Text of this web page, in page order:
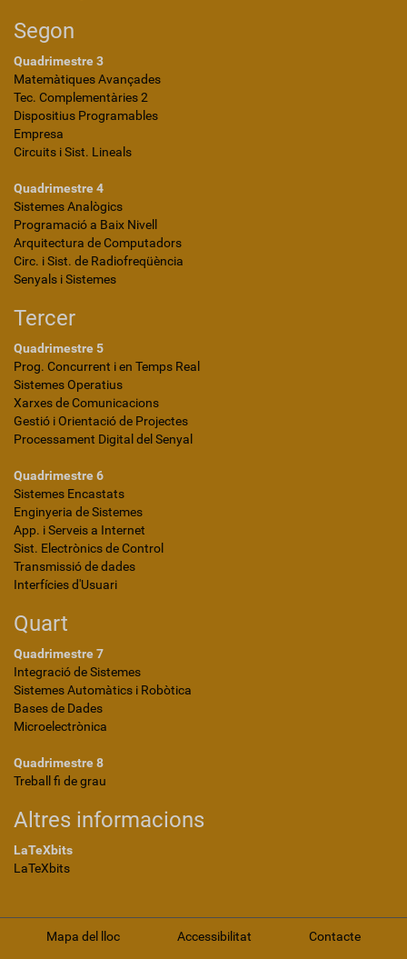
Segon
Quadrimestre 3
Matemàtiques Avançades
Tec. Complementàries 2
Dispositius Programables
Empresa
Circuits i Sist. Lineals
Quadrimestre 4
Sistemes Analògics
Programació a Baix Nivell
Arquitectura de Computadors
Circ. i Sist. de Radiofreqüència
Senyals i Sistemes
Tercer
Quadrimestre 5
Prog. Concurrent i en Temps Real
Sistemes Operatius
Xarxes de Comunicacions
Gestió i Orientació de Projectes
Processament Digital del Senyal
Quadrimestre 6
Sistemes Encastats
Enginyeria de Sistemes
App. i Serveis a Internet
Sist. Electrònics de Control
Transmissió de dades
Interfícies d'Usuari
Quart
Quadrimestre 7
Integració de Sistemes
Sistemes Automàtics i Robòtica
Bases de Dades
Microelectrònica
Quadrimestre 8
Treball fi de grau
Altres informacions
LaTeXbits
LaTeXbits
Mapa del lloc Accessibilitat Contacte